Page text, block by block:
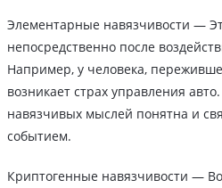
Элементарные навязчивости —
непосредственно после
Например, у человека,
возникает страх управления
навязчивых мыслей понятна и
событием.
Криптогенные навязчивости —